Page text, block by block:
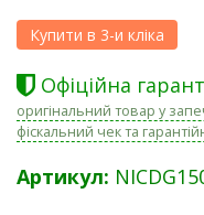
Офіційна
оригінальний товар у
фіскальний чек та
Артикул: